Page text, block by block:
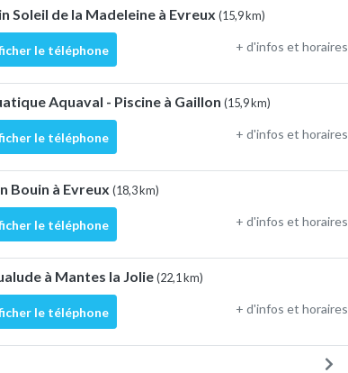
Soleil de la Madeleine à Evreux (15,9 km)
le téléphone + d'infos et horaires
Aquaval - Piscine à Gaillon (15,9 km)
le téléphone + d'infos et horaires
Bouin à Evreux (18,3 km)
le téléphone + d'infos et horaires
à Mantes la Jolie(22,1 km)
le téléphone + d'infos et horaires